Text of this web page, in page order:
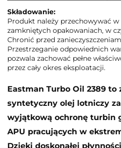
Składowanie:
Produkt należy przechowywać
zamkniętych opakowaniach, w
Chronić przed
Przestrzeganie odpowiednich
pozwala zachować pełne
przez cały okres eksploatacji.
Eastman Turbo Oil 2389 to
syntetyczny olej lotniczy
wyjątkową ochronę turbin
APU pracujących w
Dzięki doskonałej